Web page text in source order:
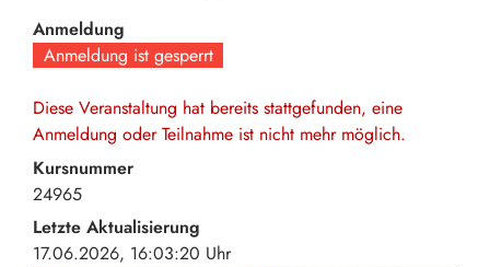
Anmeldung
Anmeldung ist gesperrt
Diese Veranstaltung hat bereits stattgefunden, eine
Anmeldung oder Teilnahme ist nicht mehr möglich.
Kursnummer
24965
Letzte Aktualisierung
17.06.2026, 16:03:20 Uhr